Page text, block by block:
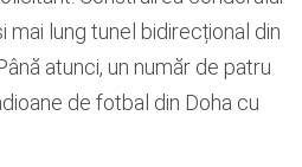
lung tunel bidirecțional din
atunci, un număr de patru
de fotbal din Doha cu